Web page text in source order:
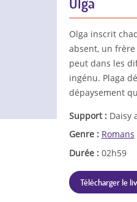
Olga inscrit
absent, un
peut dans les
ingénu. Plaga
dépaysement
Support : Daisy
Genre : Romans
Durée : 02h59
Télécharger le